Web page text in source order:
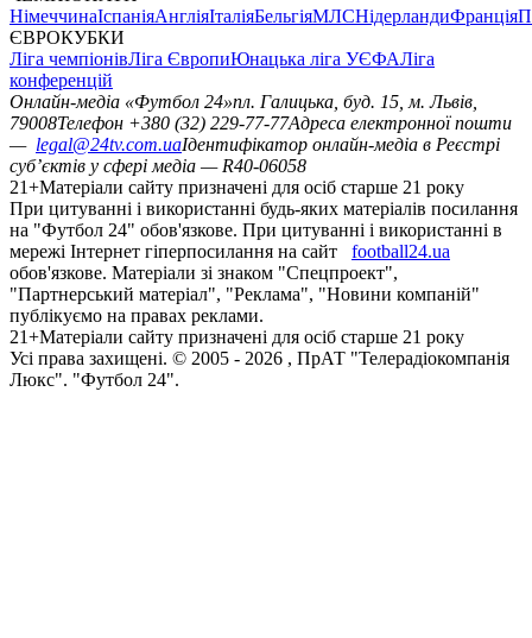
НімеччинаІспаніяАнгліяІталіяБельгіяМЛСНідерландиФранція
ЄВРОКУБКИ
Ліга чемпіонівЛіга ЄвропиЮнацька ліга УЄФАЛіга
конференцій
Онлайн-медіа «Футбол 24»пл. Галицька, буд. 15, м. Львів,
79008Телефон +380 (32) 229-77-77Адреса електронної пошти
— legal@24tv.com.uaІдентифікатор онлайн-медіа в Реєстрі
суб’єктів у сфері медіа — R40-06058
21+Матеріали сайту призначені для осіб старше 21 року
При цитуванні і використанні будь-яких матеріалів посилання
на "Футбол 24" обов'язкове. При цитуванні і використанні в
мережі Інтернет гіперпосилання на сайт
football24.ua
обов'язкове. Матеріали зі знаком "Спецпроект",
"Партнерський матеріал", "Реклама", "Новини компаній"
публікуємо на правах реклами.
21+Матеріали сайту призначені для осіб старше 21 року
Усi права захищенi. © 2005 - 2026 , ПрАТ "Телерадіокомпанія
Люкс". "Футбол 24".